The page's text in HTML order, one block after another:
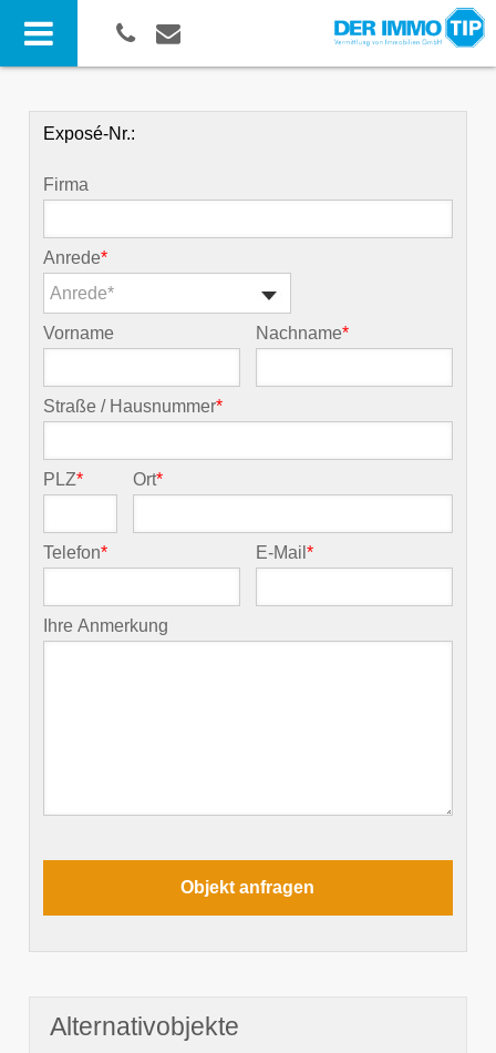
Exposé-Nr.:
Firma
Anrede*
Anrede*
Vorname Nachname*
Straße / Hausnummer*
PLZ* Ort*
Telefon* E-Mail*
Ihre Anmerkung
Alternativobjekte